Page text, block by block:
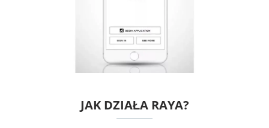
JAK DZIAŁA RAYA?